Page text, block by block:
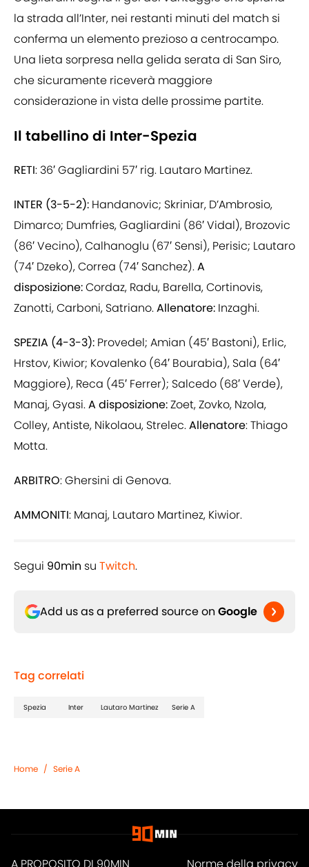
la strada all’Inter, nei restanti minuti del match si
conferma un elemento prezioso a centrocampo.
Una lieta sorpresa nella gelida serata di San Siro,
che sicuramente riceverà maggiore
considerazione in vista delle prossime partite.
Il tabellino di Inter-Spezia
RETI: 36′ Gagliardini 57′ rig. Lautaro Martinez.
INTER (3-5-2): Handanovic; Skriniar, D’Ambrosio,
Dimarco; Dumfries, Gagliardini (86′ Vidal), Brozovic
(86′ Vecino), Calhanoglu (67′ Sensi), Perisic; Lautaro
(74′ Dzeko), Correa (74′ Sanchez).A
disposizione:Cordaz, Radu, Barella, Cortinovis,
Zanotti, Carboni, Satriano.Allenatore: Inzaghi.
SPEZIA (4-3-3): Provedel; Amian (45′ Bastoni), Erlic,
Hrstov, Kiwior; Kovalenko (64′ Bourabia), Sala (64′
Maggiore), Reca (45′ Ferrer); Salcedo (68′ Verde),
Manaj, Gyasi.A disposizione:Zoet, Zovko, Nzola,
Colley, Antiste, Nikolaou, Strelec.Allenatore:Thiago
Motta.
ARBITRO: Ghersini di Genova.
AMMONITI: Manaj, Lautaro Martinez, Kiwior.
Segui 90min su Twitch.
Add us as a preferred source on Google
Tag correlati
Spezia Inter Lautaro Martinez Serie A
Home / Serie A